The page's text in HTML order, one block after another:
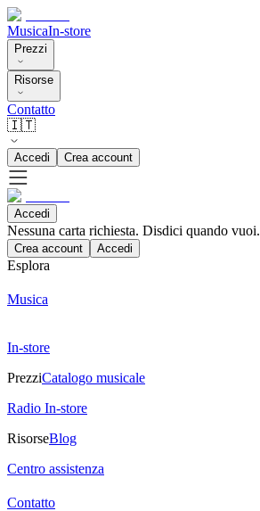
MusicaIn-store
Prezzi
Risorse
Contatto
🇮🇹
Accedi Crea account
Accedi
Nessuna carta richiesta. Disdici quando vuoi.
Crea account Accedi
Esplora
Musica
In-store
PrezziCatalogo musicale
Radio In-store
RisorseBlog
Centro assistenza
Contatto